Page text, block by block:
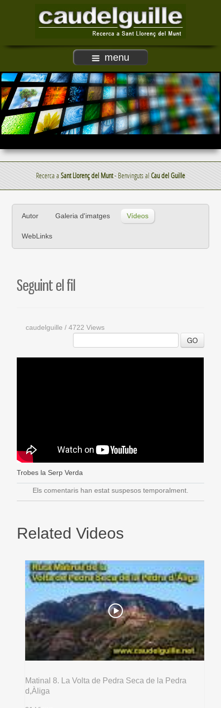
menu
Recerca a Sant Llorenç del Munt- Benvinguts al Cau del Guille
Autor Galeria d'imatges Vídeos
WebLinks
Seguint el fil
caudelguille /4722 Views
GO
Trobes la Serp Verda
Els comentaris han estat suspesos temporalment.
Related Videos
Matinal 8. La Volta de Pedra Seca de la Pedra
d,Àliga